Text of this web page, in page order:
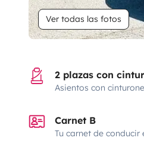
Ver todas las fotos
2 plazas con
Asientos con
Carnet B
Tu carnet de